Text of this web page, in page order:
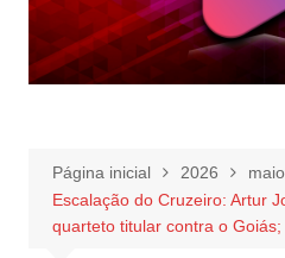
Página inicial 2026
maio
Escalação do Cruzeiro: Artur
quarteto titular contra o